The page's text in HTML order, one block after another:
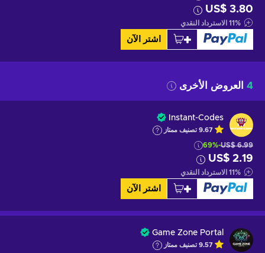
US$ 3.80
11% الاسترداد النقدي
اشتر الآن
4 العروض الأخرى
Instant-Codes
9.67 تصنيف ممتاز
US$ 6.99
-69%
US$ 2.19
11% الاسترداد النقدي
اشتر الآن
Game Zone Portal
9.57 تصنيف ممتاز